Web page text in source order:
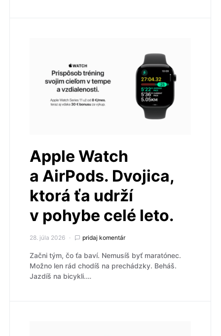
Apple Watch
a AirPods. Dvojica,
ktorá ťa udrží
v pohybe celé leto.
28. júla 2026 pridaj komentár
Začni tým, čo ťa baví. Nemusíš byť maratónec.
Možno len rád chodíš na prechádzky. Beháš.
Jazdíš na bicykli.…